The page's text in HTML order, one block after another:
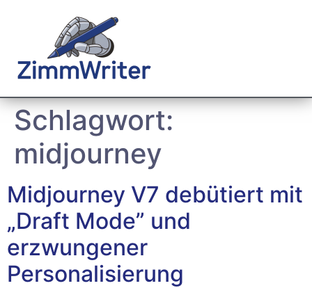
Schlagwort:
midjourney
Midjourney V7 debütiert mit
„Draft Mode” und
erzwungener
Personalisierung